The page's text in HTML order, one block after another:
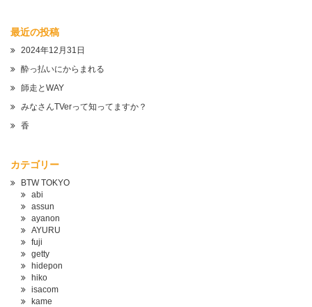
最近の投稿
2024年12月31日
酔っ払いにからまれる
師走とWAY
みなさんTVerって知ってますか？
香
カテゴリー
BTW TOKYO
abi
assun
ayanon
AYURU
fuji
getty
hidepon
hiko
isacom
kame